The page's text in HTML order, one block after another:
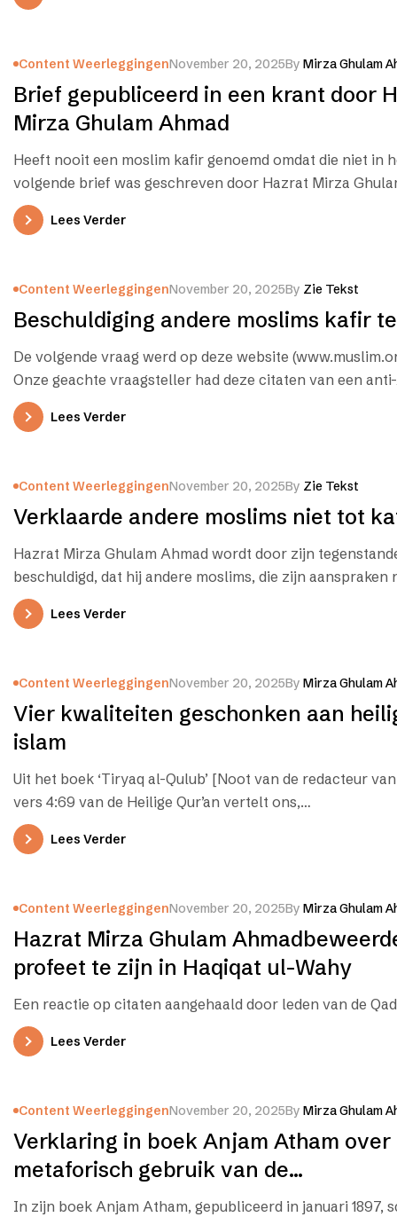
Content WeerleggingenNovember 20, 2025By Mirza Ghulam
Brief gepubliceerd in een krant door
Mirza Ghulam Ahmad
Heeft nooit een moslim kafir genoemd omdat die niet in
volgende brief was geschreven door Hazrat Mirza
Lees Verder
Content WeerleggingenNovember 20, 2025By Zie Tekst
Beschuldiging andere moslims kafir
De volgende vraag werd op deze website
Onze geachte vraagsteller had deze citaten van een
website gekopieerd.…
Lees Verder
Content WeerleggingenNovember 20, 2025By Zie Tekst
Verklaarde andere moslims niet tot
Hazrat Mirza Ghulam Ahmad wordt door zijn
beschuldigd, dat hij andere moslims, die zijn aanspraken
tot kāfir (ongelovige,…
Lees Verder
Content WeerleggingenNovember 20, 2025By Mirza Ghulam
Vier kwaliteiten geschonken aan
islam
Uit het boek ‘Tiryaq al-Qulub’ [Noot van de redacteur
vers 4:69 van de Heilige Qur’an vertelt ons,…
Lees Verder
Content WeerleggingenNovember 20, 2025By Mirza Ghulam
Hazrat Mirza Ghulam
profeet te zijn in Haqiqat ul-Wahy
Een reactie op citaten aangehaald door leden van de
Lees Verder
Content WeerleggingenNovember 20, 2025By Mirza Ghulam
Verklaring in boek Anjam Atham over
metaforisch gebruik van de
woorden nabi en rasul
In zijn boek Anjam Atham, gepubliceerd in januari 1897,